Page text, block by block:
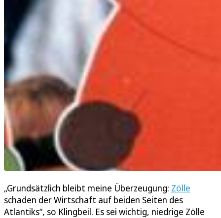
„Grundsätzlich bleibt meine Überzeugung: Zölle
schaden der Wirtschaft auf beiden Seiten des
Atlantiks“, so Klingbeil. Es sei wichtig, niedrige Zölle